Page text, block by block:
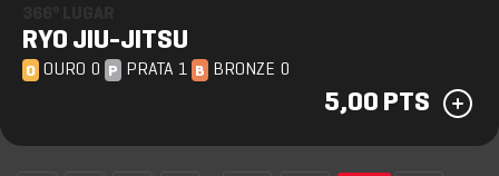
RYO JIU-JITSU
O OURO 0 P PRATA 1 B BRONZE 0
5,00 PTS